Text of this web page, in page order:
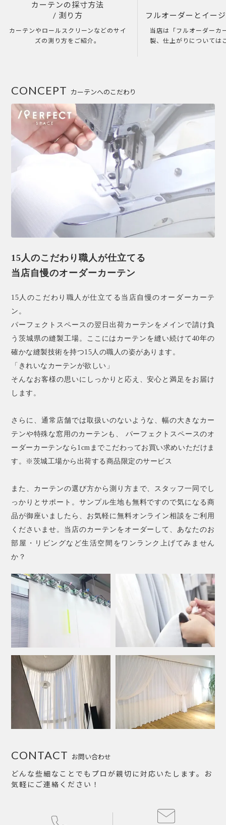
カーテンの採寸方法
/ 測り方
カーテンやロールスクリーンなどのサイ
ズの測り方をご紹介。
フルオーダーとイー
当店は「フルオーダーカ
製、仕上がりについては
カーテンへのこだわり
CONCEPT
15人のこだわり職人が仕立てる
当店自慢のオーダーカーテン
15人のこだわり職人が仕立てる当店自慢のオーダーカーテ
ン。
パーフェクトスペースの翌日出荷カーテンをメインで請け負
う茨城県の縫製工場。ここにはカーテンを縫い続けて40年の
確かな縫製技術を持つ15人の職人の姿があります。
「きれいなカーテンが欲しい」
そんなお客様の思いにしっかりと応え、安心と満足をお届け
します。
さらに、通常店舗では取扱いのないような、幅の大きなカー
テンや特殊な窓用のカーテンも、 パーフェクトスペースのオ
ーダーカーテンなら1cmまでこだわってお買い求めいただけま
す。※茨城工場から出荷する商品限定のサービス
また、カーテンの選び方から測り方まで、スタッフ一同でし
っかりとサポート。サンプル生地も無料ですので気になる商
品が御座いましたら、お気軽に無料オンライン相談をご利用
くださいませ。当店のカーテンをオーダーして、あなたのお
部屋・リビングなど生活空間をワンランク上げてみません
か？
お問い合わせ
CONTACT
どんな些細なことでもプロが親切に対応いたします。お
気軽にご連絡ください！